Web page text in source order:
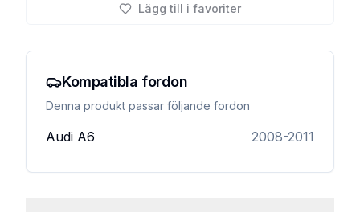
Lägg till i favoriter
Kompatibla fordon
Denna produkt passar följande fordon
Audi A6 2008-2011